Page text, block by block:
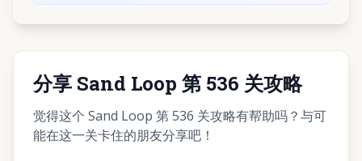
分享 Sand Loop 第 536 关攻略
觉得这个 Sand Loop 第 536 关攻略有帮助吗？与可
能在这一关卡住的朋友分享吧！